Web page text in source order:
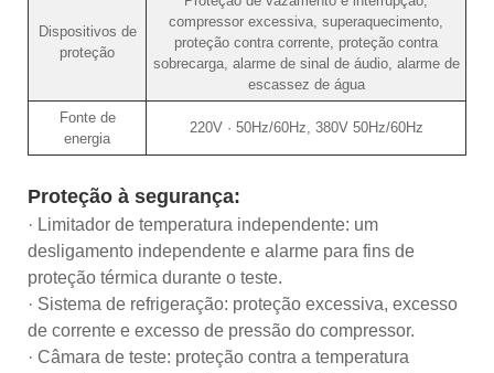
Dispositivos de
proteção
compressor excessiva, superaquecimento,
proteção contra corrente, proteção contra
sobrecarga, alarme de sinal de áudio, alarme de
escassez de água
Fonte de
energia
220V · 50Hz/60Hz, 380V 50Hz/60Hz
Proteção à segurança:
· Limitador de temperatura independente: um
desligamento independente e alarme para fins de
proteção térmica durante o teste.
· Sistema de refrigeração: proteção excessiva, excesso
de corrente e excesso de pressão do compressor.
· Câmara de teste: proteção contra a temperatura